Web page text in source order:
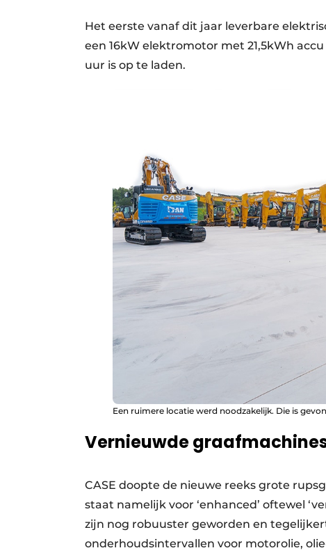
Het eerste vanaf dit jaar leverbare
een 16kW elektromotor met 21,5kWh
uur is op te laden.
Een ruimere locatie werd noodzakelijk. Die is
Vernieuwde
CASE doopte de nieuwe reeks grote
staat namelijk voor ‘enhanced’ oftewel
zijn nog robuuster geworden en
onderhoudsintervallen voor motorolie,